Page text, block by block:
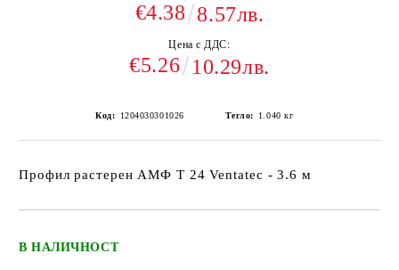
€4.38 8.57лв.
Цена с ДДС:
€5.26 10.29лв.
Код: 1204030301026 Тегло: 1.040 кг
Профил растерен АМФ Т 24 Ventatec - 3.6 м
В НАЛИЧНОСТ